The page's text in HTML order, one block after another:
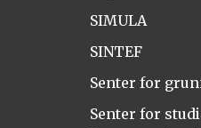
SIMULA
SINTEF
Senter for
Senter for